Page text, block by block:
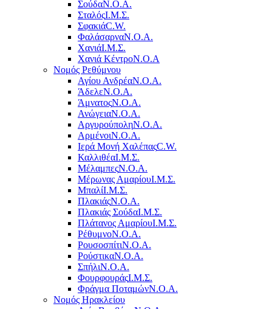
ΣούδαΝ.Ο.Α.
ΣταλόςΙ.Μ.Σ.
ΣφακιάC.W.
ΦαλάσαρναΝ.Ο.Α.
ΧανιάΙ.Μ.Σ.
Χανιά ΚέντροN.O.A
Νομός Ρεθύμνου
Αγίου ΑνδρέαΝ.Ο.Α.
ΆδελεΝ.Ο.Α.
ΆμνατοςΝ.Ο.Α.
ΑνώγειαΝ.Ο.Α.
ΑργυρούποληΝ.Ο.Α.
ΑρμένοιΝ.Ο.Α.
Ιερά Μονή ΧαλέπαςC.W.
ΚαλλιθέαΙ.Μ.Σ.
ΜέλαμπεςΝ.Ο.Α.
Μέρωνας ΑμαρίουΙ.Μ.Σ.
ΜπαλίΙ.Μ.Σ.
ΠλακιάςΝ.Ο.Α.
Πλακιάς ΣούδαΙ.Μ.Σ.
Πλάτανος ΑμαρίουΙ.Μ.Σ.
ΡέθυμνοΝ.Ο.Α.
ΡουσοσπίτιΝ.Ο.Α.
ΡούστικαΝ.Ο.Α.
ΣπήλιΝ.Ο.Α.
ΦουρφουράςΙ.Μ.Σ.
Φράγμα ΠοταμώνΝ.Ο.Α.
Νομός Ηρακλείου